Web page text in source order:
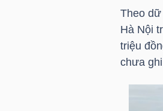
Theo
Hà Nội
triệu
chưa